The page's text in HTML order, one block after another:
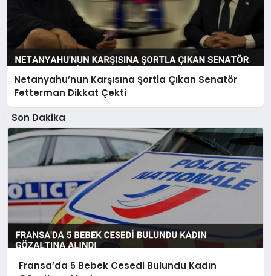
Netanyahu’nun Karşısına Şortla Çıkan Senatör
Fetterman Dikkat Çekti
Son Dakika
Fransa’da 5 Bebek Cesedi Bulundu Kadın